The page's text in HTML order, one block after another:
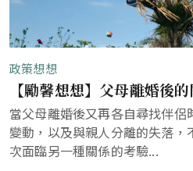
政策想想
【勵馨想想】父母離婚後
當父母離婚後又再各自尋找伴
變動，以及與親人分離的失落
次面臨另一種關係的考驗...